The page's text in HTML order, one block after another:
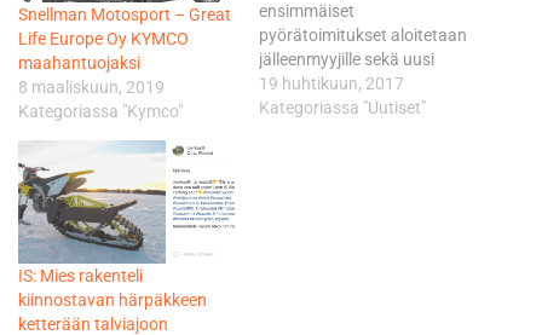
Snellman Motosport – Great
Life Europe Oy KYMCO
maahantuojaksi
8 maaliskuun, 2019
Kategoriassa "Kymco"
ensimmäiset
pyörätoimitukset aloitetaan
jälleenmyyjille sekä uusi
sivusto betamotor.fi
avataan Snellman
19 huhtikuun, 2017
Kategoriassa "Uutiset"
IS: Mies rakenteli
kiinnostavan härpäkkeen
ketterään talviajoon